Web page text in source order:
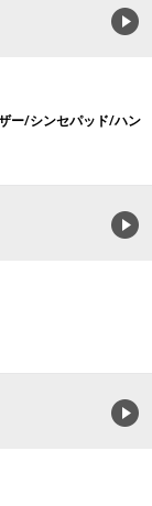
ー/シンセパッド/ハン